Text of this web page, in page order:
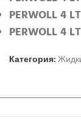
PERWOLL 4
PERWOLL 4
Категория: